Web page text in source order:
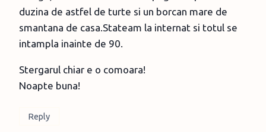
duzina de astfel de turte si un borcan mare de
smantana de casa.Stateam la internat si totul se
intampla inainte de 90.
Stergarul chiar e o comoara!
Noapte buna!
Reply